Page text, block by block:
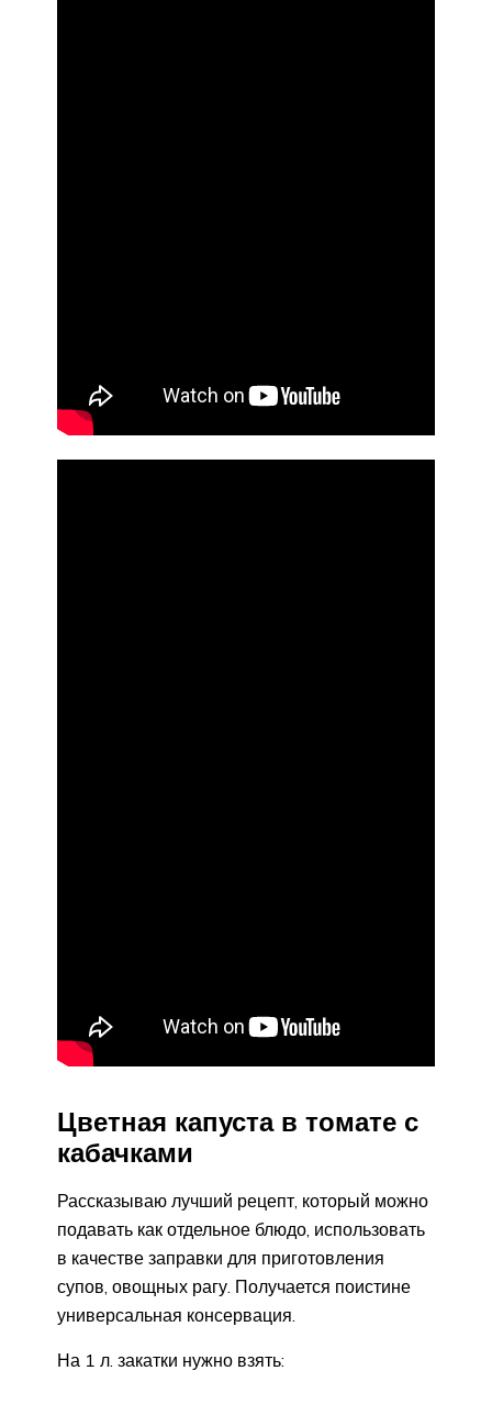
Цветная капуста в томате с
кабачками
Рассказываю лучший рецепт, который можно
подавать как отдельное блюдо, использовать
в качестве заправки для приготовления
супов, овощных рагу. Получается поистине
универсальная консервация.
На 1 л. закатки нужно взять: